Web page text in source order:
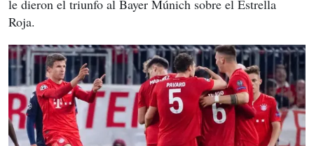
le dieron el triunfo al Bayer Múnich sobre el Estrella
Roja.